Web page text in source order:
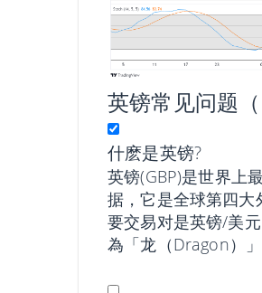
英镑常见问题（
什麽是英镑?
英镑(GBP)是世界上
据，它是全球第四
要交易对是英镑/美
為「龙（Dragon）